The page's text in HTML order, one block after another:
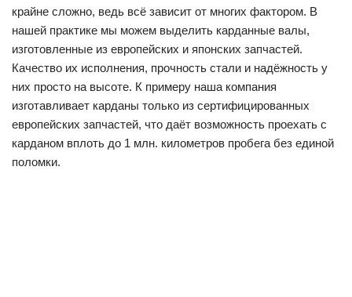
крайне сложно, ведь всё зависит от многих фактором. В
нашей практике мы можем выделить карданные валы,
изготовленные из европейских и японских запчастей.
Качество их исполнения, прочность стали и надёжность у
них просто на высоте. К примеру наша компания
изготавливает карданы только из сертифицированных
европейских запчастей, что даёт возможность проехать с
карданом вплоть до 1 млн. километров пробега без единой
поломки.